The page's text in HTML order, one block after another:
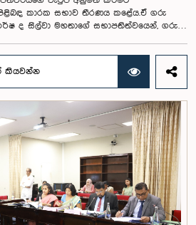
කාරක සභාව තීරණය කළේය.ඒ ගරු
ද සිල්වා මහතාගේ සභාපතිත්වයෙන්, ගරු
තිලිණ සමරකෝන් සහ චම්පික හෙට්ටිආරච්චි
මෙම කාරක සභාව
අවස්ථාවේදීය. ශ්‍රී ලංකා ප්‍රජාතාන්ත්‍රික
153(2) ව්‍යවස්ථාව ප්‍රකාරව
අදාළ යෝජනාව කාරක සභාවේ
විගණකාධිපතිවරියගේ වගකීම්, රාජ්‍ය මූල්‍ය
ස්වාධීනත්වය ඇතුළු කරුණු සැලකිල්ලට
කාරක සභා සභාපතිවරයා ඇතුළු මන්ත්‍රීවරුන්
කරන ලදී. ආණ්ඩුක්‍රම ව්‍යස්ථාවේ 170 වෙනි
රාජ්‍ය සේවකයකු නොවන බවත් පවත්නා
විගණකාධිපතිවරයාගේ වැටුප සඳහා
බවත් මෙහිදි වැඩිදුරටත් අදහස් දක්වමින්
යොජිත වැටුප, මීට පෙර සිටි
කියවන්න